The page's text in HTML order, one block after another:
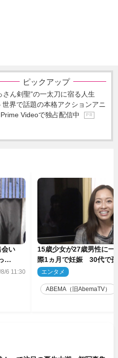
ピックアップ
さん剣聖”の一太刀に宿る人生
界で話題の本格アクションアニ
Prime Videoで独占配信中
P R
会い
6 11:30
15歳少女が27歳男性に
際1ヵ月で妊娠 30代で
の衝撃半生
エンタメ
ABEMA（旧AbemaTV）